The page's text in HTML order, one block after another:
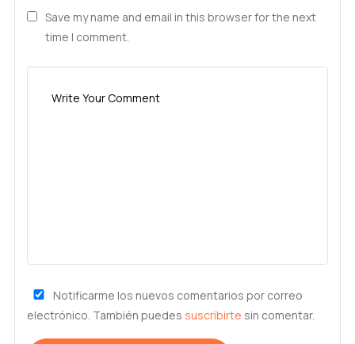
Save my name and email in this browser for the next
time I comment.
Notificarme los nuevos comentarios por correo
electrónico. También puedes suscribirte sin comentar.